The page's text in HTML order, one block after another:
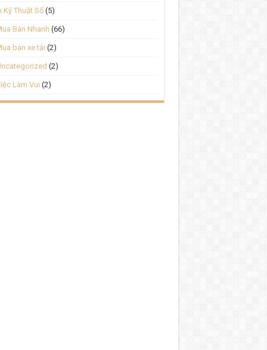
Kỹ Thuật Số (5)
Bán Nhanh (66)
bán xe tải (2)
(2)
Làm Vui (2)